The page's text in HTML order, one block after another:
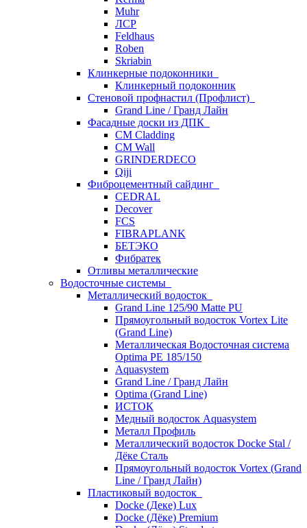
Muhr
ЛСР
Feldhaus
Roben
Skriabin
Клинкерные подоконники
Клинкерный подоконник
Стеновой профнастил (Профлист)
Grand Line / Гранд Лайн
Фасадные доски из ДПК
CM Cladding
CM Wall
GRINDERDECO
Qiji
Фиброцементный сайдинг
CEDRAL
Decover
FCS
FIBRAPLANK
БЕТЭКО
Фибратек
Отливы металлические
Водосточные системы
Металлический водосток
Grand Line 125/90 Matte PU
Прямоугольный водосток Vortex Lite
(Grand Line)
Металлическая Водосточная система
Optima PE 185/150
Aquasystem
Grand Line / Гранд Лайн
Optima (Grand Line)
ИСТОК
Медный водосток Aquasystem
Металл Профиль
Металлический водосток Docke Stal /
Дёке Сталь
Прямоугольный водосток Vortex (Grand
Line / Гранд Лайн)
Пластиковый водосток
Docke (Деке) Lux
Docke (Дёке) Premium